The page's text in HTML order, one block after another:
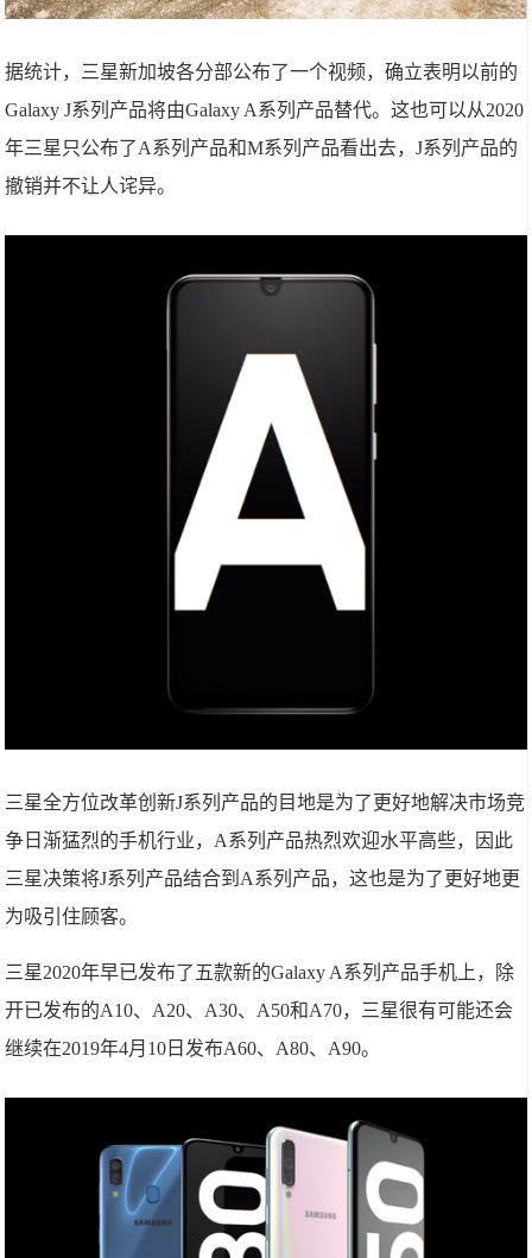
据统计，三星新加坡各分部公布了一个视频，确立表明以前的
Galaxy J系列产品将由Galaxy A系列产品替代。这也可以从2020
年三星只公布了A系列产品和M系列产品看出去，J系列产品的
撤销并不让人诧异。
三星全方位改革创新J系列产品的目地是为了更好地解决市场竞
争日渐猛烈的手机行业，A系列产品热烈欢迎水平高些，因此
三星决策将J系列产品结合到A系列产品，这也是为了更好地更
为吸引住顾客。
三星2020年早已发布了五款新的Galaxy A系列产品手机上，除
开已发布的A10、A20、A30、A50和A70，三星很有可能还会
继续在2019年4月10日发布A60、A80、A90。